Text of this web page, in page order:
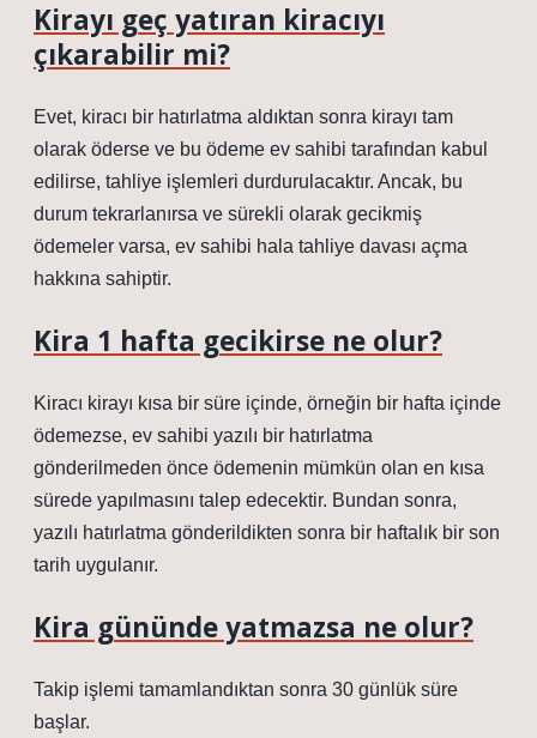
Kirayı geç yatıran kiracıyı
çıkarabilir mi?
Evet, kiracı bir hatırlatma aldıktan sonra kirayı tam
olarak öderse ve bu ödeme ev sahibi tarafından kabul
edilirse, tahliye işlemleri durdurulacaktır. Ancak, bu
durum tekrarlanırsa ve sürekli olarak gecikmiş
ödemeler varsa, ev sahibi hala tahliye davası açma
hakkına sahiptir.
Kira 1 hafta gecikirse ne olur?
Kiracı kirayı kısa bir süre içinde, örneğin bir hafta içinde
ödemezse, ev sahibi yazılı bir hatırlatma
gönderilmeden önce ödemenin mümkün olan en kısa
sürede yapılmasını talep edecektir. Bundan sonra,
yazılı hatırlatma gönderildikten sonra bir haftalık bir son
tarih uygulanır.
Kira gününde yatmazsa ne olur?
Takip işlemi tamamlandıktan sonra 30 günlük süre
başlar.